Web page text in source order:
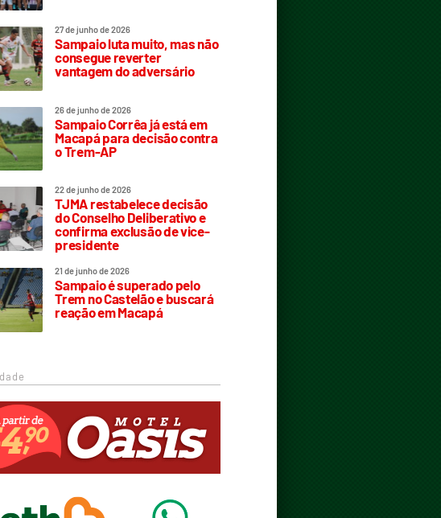
27 de junho de 2026
Sampaio luta muito, mas não
consegue reverter
vantagem do adversário
26 de junho de 2026
Sampaio Corrêa já está em
Macapá para decisão contra
o Trem-AP
22 de junho de 2026
TJMA restabelece decisão
do Conselho Deliberativo e
confirma exclusão de vice-
presidente
21 de junho de 2026
Sampaio é superado pelo
Trem no Castelão e buscará
reação em Macapá